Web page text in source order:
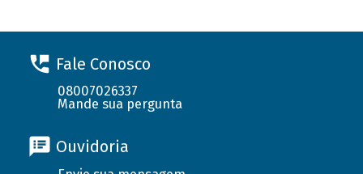
Fale Conosco
08007026337
Mande sua pergunta
Ouvidoria